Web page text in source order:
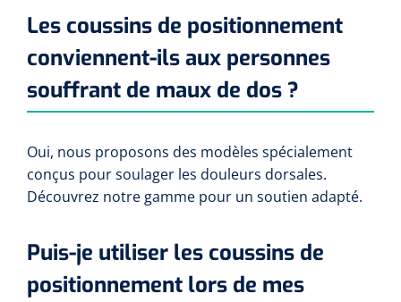
Les coussins de positionnement
conviennent-ils aux personnes
souffrant de maux de dos ?
Oui, nous proposons des modèles spécialement
conçus pour soulager les douleurs dorsales.
Découvrez notre gamme pour un soutien adapté.
Puis-je utiliser les coussins de
positionnement lors de mes